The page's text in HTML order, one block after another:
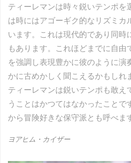
ティーレマンは時々鋭いテンポを
は時にはアゴーギク的なリズミカ
います。これは現代的であり同時
もあります。これほどまでに自由
を強調し表現豊かに彼のように演
かに古めかしく聞こえるかもしれ
ティーレマンは鋭いテンポも敢え
うことはかつてはなかったことで
から冒険好きな保守派とも呼べま
ヨアヒム・カイザー